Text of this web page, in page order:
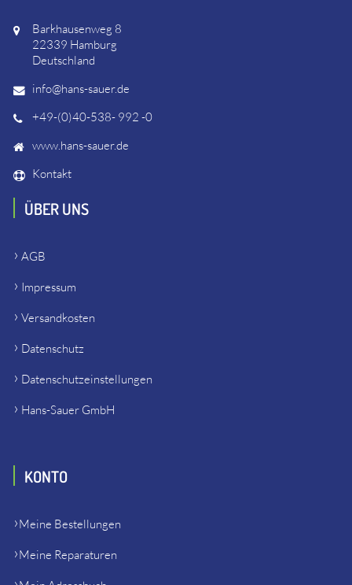
Barkhausenweg 8
22339 Hamburg
Deutschland
info@hans-sauer.de
+49-(0)40-538- 992 -0
www.hans-sauer.de
Kontakt
ÜBER UNS
AGB
Impressum
Versandkosten
Datenschutz
Datenschutzeinstellungen
Hans-Sauer GmbH
KONTO
Meine Bestellungen
Meine Reparaturen